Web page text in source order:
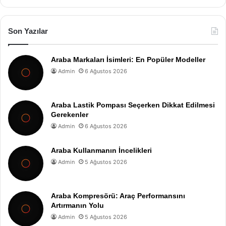
Son Yazılar
Araba Markaları İsimleri: En Popüler Modeller
Admin 6 Ağustos 2026
Araba Lastik Pompası Seçerken Dikkat Edilmesi
Gerekenler
Admin 6 Ağustos 2026
Araba Kullanmanın İncelikleri
Admin 5 Ağustos 2026
Araba Kompresörü: Araç Performansını
Artırmanın Yolu
Admin 5 Ağustos 2026